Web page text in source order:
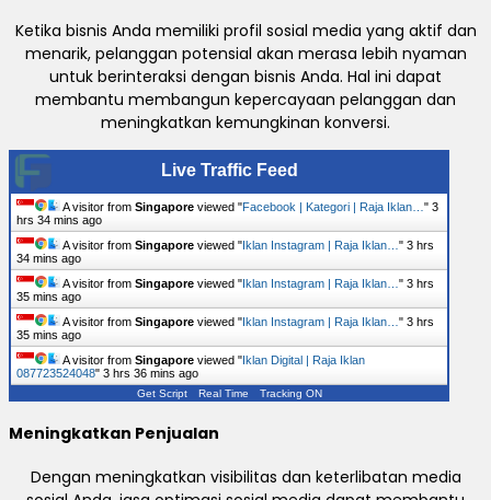
Ketika bisnis Anda memiliki profil sosial media yang aktif dan
menarik, pelanggan potensial akan merasa lebih nyaman
untuk berinteraksi dengan bisnis Anda. Hal ini dapat
membantu membangun kepercayaan pelanggan dan
meningkatkan kemungkinan konversi.
Live Traffic Feed
A visitor from Singapore viewed "Facebook | Kategori | Raja Iklan… " 3
hrs 34 mins ago
A visitor from Singapore viewed " Iklan Instagram | Raja Iklan… " 3 hrs
34 mins ago
A visitor from Singapore viewed " Iklan Instagram | Raja Iklan… " 3 hrs
35 mins ago
A visitor from Singapore viewed " Iklan Instagram | Raja Iklan… " 3 hrs
35 mins ago
A visitor from Singapore viewed " Iklan Digital | Raja Iklan
087723524048" 3 hrs 36 mins ago
Get Script Real Time Tracking ON
Meningkatkan Penjualan
Dengan meningkatkan visibilitas dan keterlibatan media